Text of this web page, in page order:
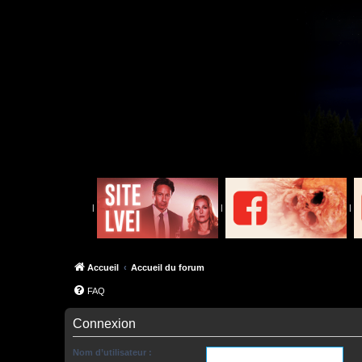
| | |
Accueil Accueil du forum
FAQ
Connexion
Nom d’utilisateur :